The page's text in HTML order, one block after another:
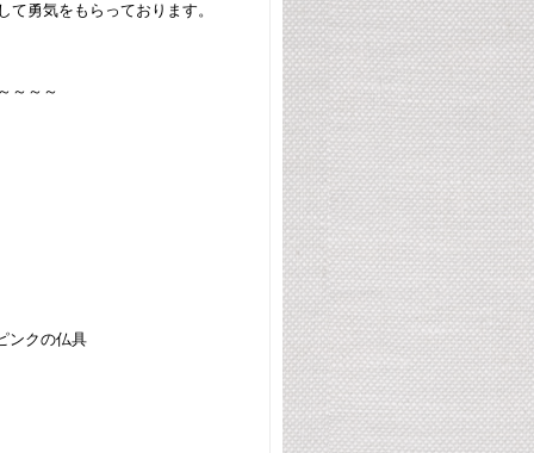
勇気をもらっております。
～～～
クの仏具